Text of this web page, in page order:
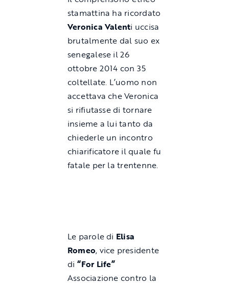
stamattina ha ricordato
Veronica Valenti uccisa
brutalmente dal suo ex
senegalese il 26
ottobre 2014 con 35
coltellate. L’uomo non
accettava che Veronica
si rifiutasse di tornare
insieme a lui tanto da
chiederle un incontro
chiarificatore il quale fu
fatale per la trentenne.
Le parole di Elisa
Romeo, vice presidente
di “For Life”
Associazione contro la